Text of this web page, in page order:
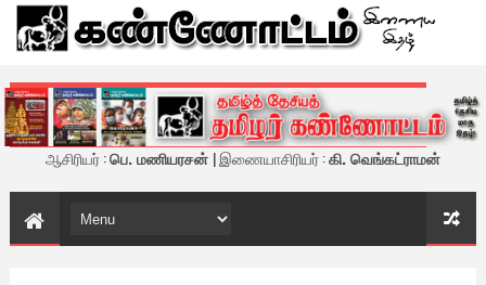
கண்ணோட்டம் - இணைய இதழ்
ஆசிரியர் :பெ. மணியரசன் | இணையாசிரியர் :கி. வெங்கட்ராமன்